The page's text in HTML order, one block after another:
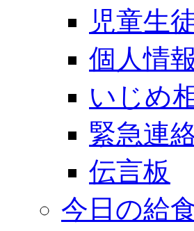
児童生
個人情報
いじめ
緊急連
伝言板
今日の給